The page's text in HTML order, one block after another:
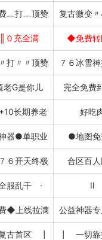
﹏打﹏顶赞 复古微变
０充全满 ◆免费
打〃〃顶赞 ７６冰雪
老G是你儿 完全免费
长期养老 好吃
器●单职业 ●地图
６开天终极 合区百
服乱干 · Ⅱ
◆上线拉满 公益神器
古首区 ┃ ┃ 一切